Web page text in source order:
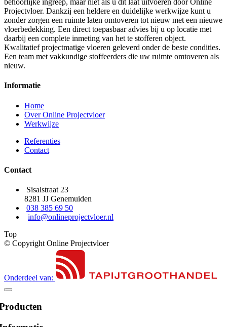
behoorlijke ingreep, maar niet als u dit laat uitvoeren door Online
Projectvloer. Dankzij een heldere en duidelijke werkwijze kunt u
zonder zorgen een ruimte laten omtoveren tot nieuw met een nieuwe
vloerbedekking. Een direct toepasbaar advies bij u op locatie met
daarbij een complete inmeting van het te stofferen object.
Kwalitatief projectmatige vloeren geleverd onder de beste condities.
Een team met vakkundige stoffeerders die uw ruimte omtoveren als
nieuw.
Informatie
Home
Over Online Projectvloer
Werkwijze
Referenties
Contact
Contact
Sisalstraat 23
8281 JJ Genemuiden
038 385 69 50
info@onlineprojectvloer.nl
Top
© Copyright Online Projectvloer
Onderdeel van: